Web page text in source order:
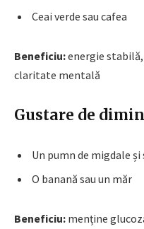
Ceai verde sau cafea
Beneficiu:energie
claritate mentală
Gustare de
Un pumn de migdale
O banană sau un măr
Beneficiu: menține